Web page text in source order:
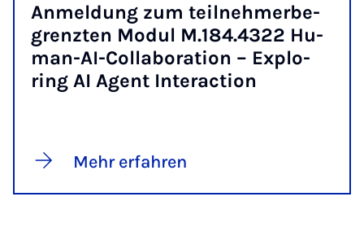
An­mel­dung zum teil­neh­mer­be­
grenz­ten Mo­dul M.184.4322 Hu­
man-AI-Col­la­bo­ra­ti­on – Ex­plo­
ring AI Agent In­ter­ac­ti­on
Mehr erfahren